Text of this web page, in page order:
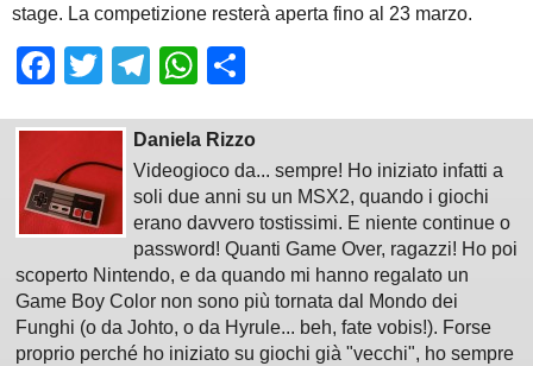
stage. La competizione resterà aperta fino al 23 marzo.
Facebook
TwitterTelegram
WhatsApp
Daniela Rizzo
Videogioco da... sempre! Ho iniziato infatti a
soli due anni su un MSX2, quando i giochi
erano davvero tostissimi. E niente continue o
password! Quanti Game Over, ragazzi! Ho poi
scoperto Nintendo, e da quando mi hanno regalato un
Game Boy Color non sono più tornata dal Mondo dei
Funghi (o da Johto, o da Hyrule... beh, fate vobis!). Forse
proprio perché ho iniziato su giochi già "vecchi", ho sempre